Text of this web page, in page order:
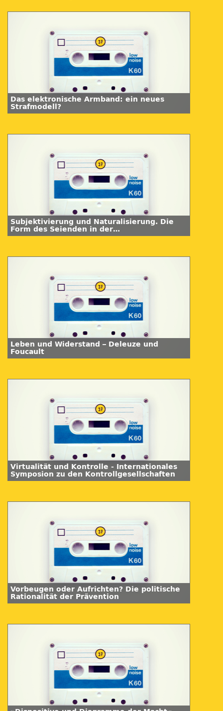
Das elektronische Armband: ein neues
Strafmodell?
Subjektivierung und Naturalisierung. Die
Form des Seienden in der
Kontrollgesellschaft
Leben und Widerstand – Deleuze und
Foucault
Virtualität und Kontrolle - Internationales
Symposion zu den Kontrollgesellschaften
Vorbeugen oder Aufrichten? Die politische
Rationalität der Prävention